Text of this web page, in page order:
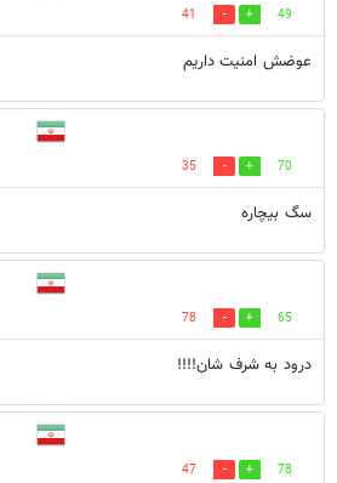
49
41
عوضش امنیت داریم
70
35
سگ بیچاره
65
78
درود به شرف شان!!!!
78
47